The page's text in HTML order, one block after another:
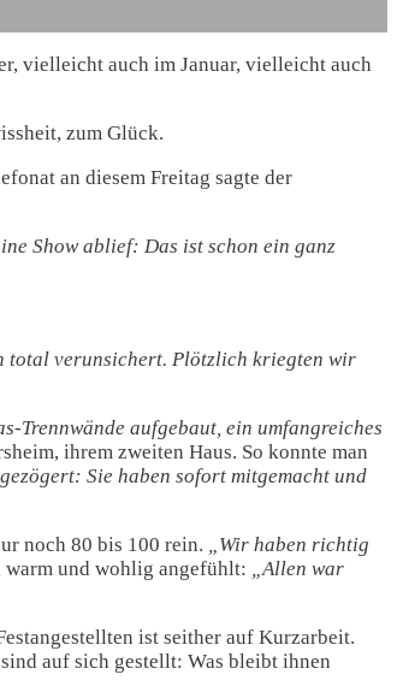
vielleicht auch im Januar, vielleicht auch
zum Glück.
an diesem Freitag sagte der
Show ablief: Das ist schon ein ganz
total verunsichert. Plötzlich kriegten wir
Trennwände aufgebaut, ein umfangreiches
ihrem zweiten Haus. So konnte man
Sie haben sofort mitgemacht und
noch 80 bis 100 rein. „Wir haben richtig
warm und wohlig angefühlt: „Allen war
ist seither auf Kurzarbeit.
auf sich gestellt: Was bleibt ihnen